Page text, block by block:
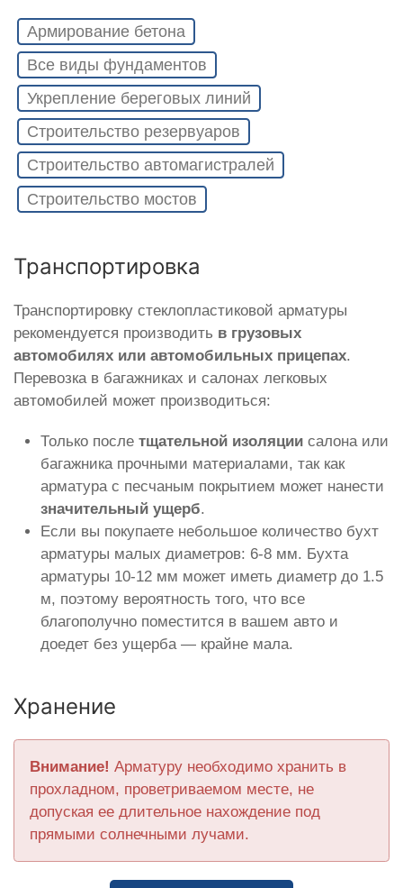
Армирование бетона
Все виды фундаментов
Укрепление береговых линий
Строительство резервуаров
Строительство автомагистралей
Строительство мостов
Транспортировка
Транспортировку стеклопластиковой арматуры
рекомендуется производить в грузовых
автомобилях или автомобильных прицепах.
Перевозка в багажниках и салонах легковых
автомобилей может производиться:
Только после тщательной изоляции салона или
багажника прочными материалами, так как
арматура с песчаным покрытием может нанести
значительный ущерб.
Если вы покупаете небольшое количество бухт
арматуры малых диаметров: 6-8 мм. Бухта
арматуры 10-12 мм может иметь диаметр до 1.5
м, поэтому вероятность того, что все
благополучно поместится в вашем авто и
доедет без ущерба — крайне мала.
Хранение
Внимание! Арматуру необходимо хранить в
прохладном, проветриваемом месте, не
допуская ее длительное нахождение под
прямыми солнечными лучами.